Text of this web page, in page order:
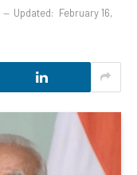
Updated: February 16,